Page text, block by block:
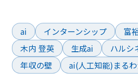
ai
インターンシップ 富
木内 登英
生成ai
ハルシ
年収の壁
ai(人工知能)まるわ